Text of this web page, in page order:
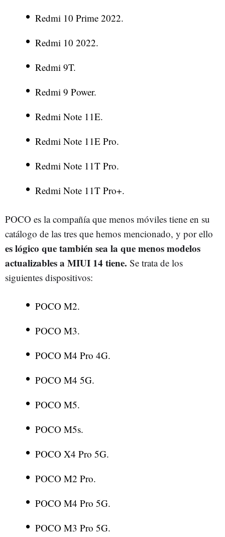
Redmi 10 Prime 2022.
Redmi 10 2022.
Redmi 9T.
Redmi 9 Power.
Redmi Note 11E.
Redmi Note 11E Pro.
Redmi Note 11T Pro.
Redmi Note 11T Pro+.
POCO es la compañía que menos móviles tiene en su
catálogo de las tres que hemos mencionado, y por ello
es lógico que también sea la que menos modelos
actualizables a MIUI 14 tiene. Se trata de los
siguientes dispositivos:
POCO M2.
POCO M3.
POCO M4 Pro 4G.
POCO M4 5G.
POCO M5.
POCO M5s.
POCO X4 Pro 5G.
POCO M2 Pro.
POCO M4 Pro 5G.
POCO M3 Pro 5G.